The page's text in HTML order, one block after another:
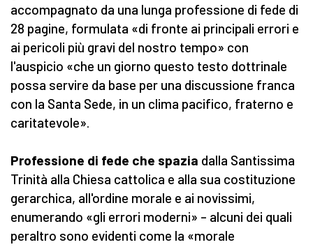
accompagnato da una lunga professione di fede di
28 pagine, formulata «di fronte ai principali errori e
ai pericoli più gravi del nostro tempo» con
l'auspicio «che un giorno questo testo dottrinale
possa servire da base per una discussione franca
con la Santa Sede, in un clima pacifico, fraterno e
caritatevole».
Professione di fede che spazia dalla Santissima
Trinità alla Chiesa cattolica e alla sua costituzione
gerarchica, all'ordine morale e ai novissimi,
enumerando «gli errori moderni» – alcuni dei quali
peraltro sono evidenti come la «morale